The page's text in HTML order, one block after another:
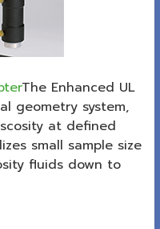
The Enhanced UL
geometry system,
at defined
small sample size
fluids down to